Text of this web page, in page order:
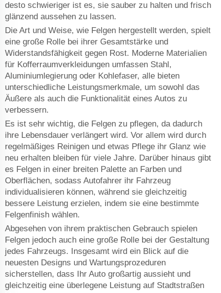
desto schwieriger ist es, sie sauber zu halten und frisch
glänzend aussehen zu lassen.
Die Art und Weise, wie Felgen hergestellt werden, spielt
eine große Rolle bei ihrer Gesamtstärke und
Widerstandsfähigkeit gegen Rost. Moderne Materialien
für Kofferraumverkleidungen umfassen Stahl,
Aluminiumlegierung oder Kohlefaser, alle bieten
unterschiedliche Leistungsmerkmale, um sowohl das
Äußere als auch die Funktionalität eines Autos zu
verbessern.
Es ist sehr wichtig, die Felgen zu pflegen, da dadurch
ihre Lebensdauer verlängert wird. Vor allem wird durch
regelmäßiges Reinigen und etwas Pflege ihr Glanz wie
neu erhalten bleiben für viele Jahre. Darüber hinaus gibt
es Felgen in einer breiten Palette an Farben und
Oberflächen, sodass Autofahrer ihr Fahrzeug
individualisieren können, während sie gleichzeitig
bessere Leistung erzielen, indem sie eine bestimmte
Felgenfinish wählen.
Abgesehen von ihrem praktischen Gebrauch spielen
Felgen jedoch auch eine große Rolle bei der Gestaltung
jedes Fahrzeugs. Insgesamt wird ein Blick auf die
neuesten Designs und Wartungsprozeduren
sicherstellen, dass Ihr Auto großartig aussieht und
gleichzeitig eine überlegene Leistung auf Stadtstraßen